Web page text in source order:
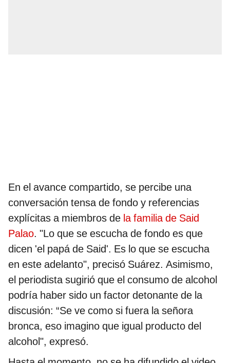
En el avance compartido, se percibe una
conversación tensa de fondo y referencias
explícitas a miembros de la familia de Said
Palao. "Lo que se escucha de fondo es que
dicen 'el papá de Said'. Es lo que se escucha
en este adelanto", precisó Suárez. Asimismo,
el periodista sugirió que el consumo de alcohol
podría haber sido un factor detonante de la
discusión: “Se ve como si fuera la señora
bronca, eso imagino que igual producto del
alcohol", expresó.